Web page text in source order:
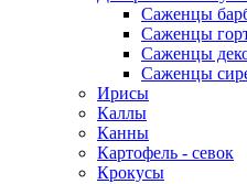
Саженцы
Саженцы
Саженцы
Саженцы
Ирисы
Каллы
Канны
Картофель - севок
Крокусы